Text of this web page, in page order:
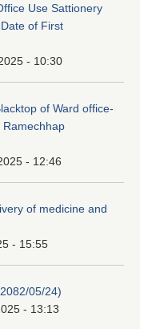
Use Sattionery
of First
- 10:30
of Ward office-
- 12:46
of medicine and
- 15:55
05/24)
- 13:13